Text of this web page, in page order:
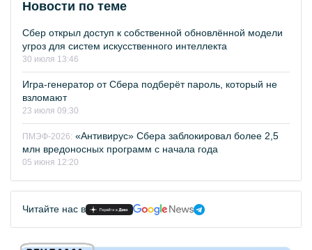
Новости по теме
Сбер открыл доступ к собственной обновлённой модели
угроз для систем искусственного интеллекта
30 июля 13:46
Игра-генератор от Сбера подберёт пароль, который не
взломают
23 июля 09:30
ПМЭФ-2026: «Антивирус» Сбера заблокировал более 2,5
млн вредоносных программ с начала года
05 июня 12:20
Читайте нас в